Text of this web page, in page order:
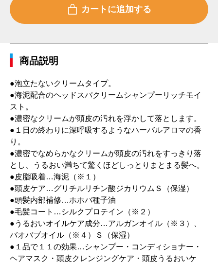
商品説明
●泡立たないクリームタイプ。
●海泥配合のヘッドスパクリームシャンプーリッチモイ
スト。
●濃密なクリームが頭皮の汚れを浮かして落とします。
●１日の終わりに深呼吸するようなハーバルアロマの香
り。
●濃密でなめらかなクリームが頭皮の汚れをすっきり落
とし、うるおい満ちて驚くほどしっとりまとまる髪へ。
●皮脂吸着…海泥（※１）
●頭皮ケア…グリチルリチン酸ジカリウムＳ（保湿）
●頭髪内部補修…ホホバ種子油
●毛髪コート…シルクプロテイン（※２）
●うるおいオイルケア成分…アルガンオイル（※３）、
バオバブオイル（※４）Ｓ（保湿）
●１品で１１の効果…シャンプー・コンディショナー・
ヘアマスク・頭皮クレンジングケア・頭皮うるおいケ